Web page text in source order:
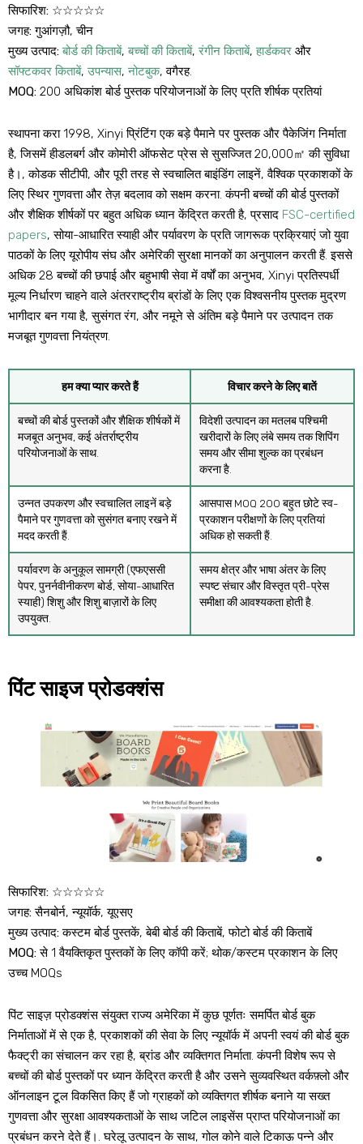
सिफारिश: ☆☆☆☆☆
जगह:गुआंगज़ौ, चीन
मुख्य उत्पाद: बोर्ड की किताबें,बच्चों की किताबें,रंगीन किताबें,हार्डकवर और
सॉफ्टकवर किताबें,उपन्यास,नोटबुक, वगैरह.
MOQ: 200 अधिकांश बोर्ड पुस्तक परियोजनाओं के लिए प्रति शीर्षक प्रतियां
स्थापना करा 1998, Xinyi प्रिंटिंग एक बड़े पैमाने पर पुस्तक और पैकेजिंग निर्माता
है, जिसमें हीडलबर्ग और कोमोरी ऑफसेट प्रेस से सुसज्जित 20,000㎡ की सुविधा
है।, कोडक सीटीपी, और पूरी तरह से स्वचालित बाइंडिंग लाइनें, वैश्विक प्रकाशकों के
लिए स्थिर गुणवत्ता और तेज़ बदलाव को सक्षम करना. कंपनी बच्चों की बोर्ड पुस्तकों
और शैक्षिक शीर्षकों पर बहुत अधिक ध्यान केंद्रित करती है, प्रसाद FSC-certified
papers, सोया-आधारित स्याही और पर्यावरण के प्रति जागरूक प्रक्रियाएं जो युवा
पाठकों के लिए यूरोपीय संघ और अमेरिकी सुरक्षा मानकों का अनुपालन करती हैं. इससे
अधिक 28 बच्चों की छपाई और बहुभाषी सेवा में वर्षों का अनुभव, Xinyi प्रतिस्पर्धी
मूल्य निर्धारण चाहने वाले अंतरराष्ट्रीय ब्रांडों के लिए एक विश्वसनीय पुस्तक मुद्रण
भागीदार बन गया है, सुसंगत रंग, और नमूने से अंतिम बड़े पैमाने पर उत्पादन तक
मजबूत गुणवत्ता नियंत्रण.
हम क्या प्यार करते हैं विचार करने के लिए बातें
बच्चों की बोर्ड पुस्तकों और शैक्षिक शीर्षकों में
मजबूत अनुभव, कई अंतर्राष्ट्रीय
परियोजनाओं के साथ.
विदेशी उत्पादन का मतलब पश्चिमी
खरीदारों के लिए लंबे समय तक शिपिंग
समय और सीमा शुल्क का प्रबंधन
करना है.
उन्नत उपकरण और स्वचालित लाइनें बड़े
पैमाने पर गुणवत्ता को सुसंगत बनाए रखने में
मदद करती हैं.
आसपास MOQ 200 बहुत छोटे स्व-
प्रकाशन परीक्षणों के लिए प्रतियां
अधिक हो सकती हैं.
पर्यावरण के अनुकूल सामग्री (एफएससी
पेपर, पुनर्नवीनीकरण बोर्ड, सोया-आधारित
स्याही) शिशु और शिशु बाज़ारों के लिए
उपयुक्त.
समय क्षेत्र और भाषा अंतर के लिए
स्पष्ट संचार और विस्तृत प्री-प्रेस
समीक्षा की आवश्यकता होती है.
पिंट साइज प्रोडक्शंस
सिफारिश: ☆☆☆☆☆
जगह:सैनबोर्न, न्यूयॉर्क, यूएसए
मुख्य उत्पाद:कस्टम बोर्ड पुस्तकें, बेबी बोर्ड की किताबें, फोटो बोर्ड की किताबें
MOQ:से 1 वैयक्तिकृत पुस्तकों के लिए कॉपी करें; थोक/कस्टम प्रकाशन के लिए
उच्च MOQs
पिंट साइज़ प्रोडक्शंस संयुक्त राज्य अमेरिका में कुछ पूर्णतः समर्पित बोर्ड बुक
निर्माताओं में से एक है, प्रकाशकों की सेवा के लिए न्यूयॉर्क में अपनी स्वयं की बोर्ड बुक
फैक्ट्री का संचालन कर रहा है, ब्रांड और व्यक्तिगत निर्माता. कंपनी विशेष रूप से
बच्चों की बोर्ड पुस्तकों पर ध्यान केंद्रित करती है और उसने सुव्यवस्थित वर्कफ़्लो और
ऑनलाइन टूल विकसित किए हैं जो ग्राहकों को व्यक्तिगत शीर्षक बनाने या सख्त
गुणवत्ता और सुरक्षा आवश्यकताओं के साथ जटिल लाइसेंस प्राप्त परियोजनाओं का
प्रबंधन करने देते हैं।. घरेलू उत्पादन के साथ, गोल कोने वाले टिकाऊ पन्ने और